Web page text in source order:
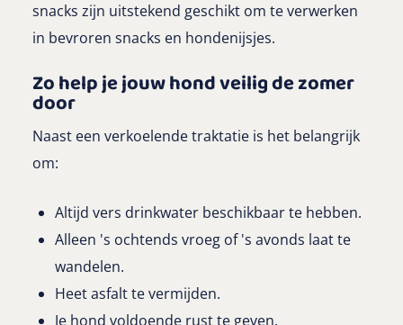
snacks zijn uitstekend geschikt om te verwerken
in bevroren snacks en hondenijsjes.
Zo help je jouw hond veilig de zomer
door
Naast een verkoelende traktatie is het belangrijk
om:
Altijd vers drinkwater beschikbaar te hebben.
Alleen 's ochtends vroeg of 's avonds laat te
wandelen.
Heet asfalt te vermijden.
Je hond voldoende rust te geven.